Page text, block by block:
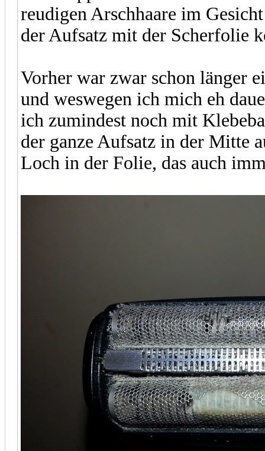
reudigen Arschhaare im
der Aufsatz mit der Scherfolie
Vorher war zwar schon länger
und weswegen ich mich eh
ich zumindest noch mit
der ganze Aufsatz in der Mitte
Loch in der Folie, das auch